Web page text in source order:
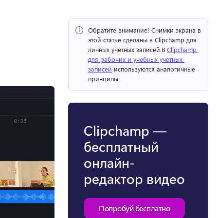
Обратите внимание! Снимки экрана в
этой статье сделаны в Clipchamp для
личных учетных записей.В Clipchamp
для рабочих и учебных учетных
записей используются аналогичные
принципы.
Clipchamp —
бесплатный
онлайн-
редактор видео
Попробуй бесплатно